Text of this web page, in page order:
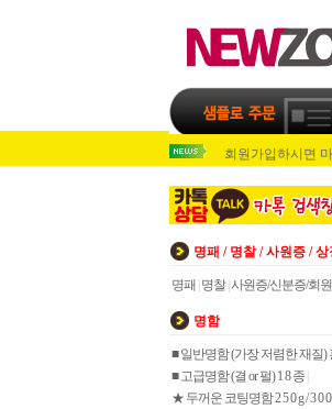
회원가입 후 주문
회원가입 후 주문
회원가입하시면
회원가입하시고
회원가입 후 주문
회원가입하시면
회원가입하시고
명패 / 명찰 / 사원증 / 상
명패 명찰| 사원증/신분증/회
명함
■ 일반명함 (가장 저렴한 재질)
■ 고급명함 (결 or 펄) 1 8 종
★ 두꺼운 코팅명함 2 5 0 g / 3 0 0